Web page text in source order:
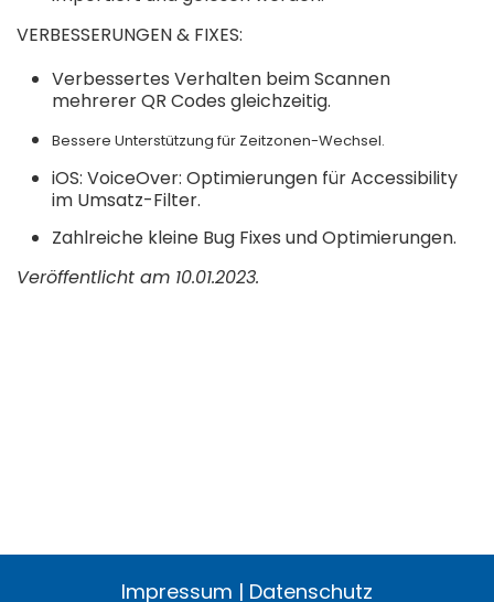
VERBESSERUNGEN & FIXES:
Verbessertes Verhalten beim Scannen
mehrerer QR Codes gleichzeitig.
Bessere Unterstützung für Zeitzonen-Wechsel.
iOS: VoiceOver: Optimierungen für Accessibility
im Umsatz-Filter.
Zahlreiche kleine Bug Fixes und Optimierungen.
Veröffentlicht am 10.01.2023.
Impressum | Datenschutz